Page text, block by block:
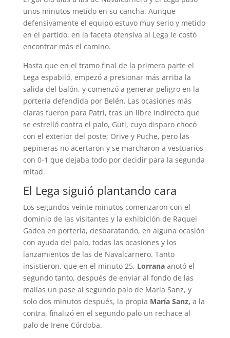
unos minutos metido en su cancha. Aunque
defensivamente el equipo estuvo muy serio y metido
en el partido, en la faceta ofensiva al Lega le costó
encontrar más el camino.
Hasta que en el tramo final de la primera parte el
Lega espabiló, empezó a presionar más arriba la
salida del balón, y comenzó a generar peligro en la
portería defendida por Belén. Las ocasiones más
claras fueron para Patri, tras un libre indirecto que
se estrelló contra el palo, Guti, cuyo disparo chocó
con el exterior del poste; Orive y Puche, pero las
pepineras no acertaron y se marcharon a vestuarios
con 0-1 que dejaba todo por decidir para la segunda
mitad.
El Lega siguió plantando cara
Los segundos veinte minutos comenzaron con el
dominio de las visitantes y la exhibición de Raquel
Gadea en portería, desbaratando, en alguna ocasión
con ayuda del palo, todas las ocasiones y los
lanzamientos de las de Navalcarnero. Tanto
insistieron, que en el minuto 25, Lorranaanotó el
segundo tanto, después de enviar al fondo de las
mallas un pase al segundo palo de María Sanz, y
solo dos minutos después, la propia María Sanz, a la
contra, finalizó en el segundo palo un rechace al
palo de Irene Córdoba.